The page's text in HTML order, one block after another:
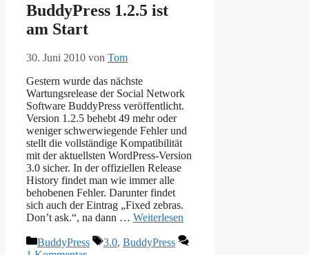
BuddyPress 1.2.5 ist
am Start
30. Juni 2010 von Tom
Gestern wurde das nächste
Wartungsrelease der Social Network
Software BuddyPress veröffentlicht.
Version 1.2.5 behebt 49 mehr oder
weniger schwerwiegende Fehler und
stellt die vollständige Kompatibilität
mit der aktuellsten WordPress-Version
3.0 sicher. In der offiziellen Release
History findet man wie immer alle
behobenen Fehler. Darunter findet
sich auch der Eintrag „Fixed zebras.
Don’t ask.“, na dann … Weiterlesen
Kategorien
BuddyPress Schlagwörter
3.0, BuddyPress